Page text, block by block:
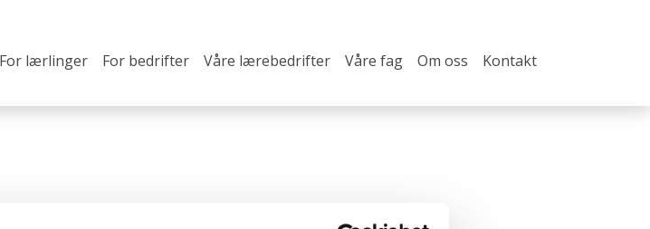
For lærlinger For bedrifter Våre lærebedrifter Våre fag Om oss Kontakt